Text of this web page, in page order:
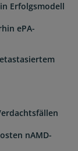
Erfolgsmodell
ePA-
nAMD-